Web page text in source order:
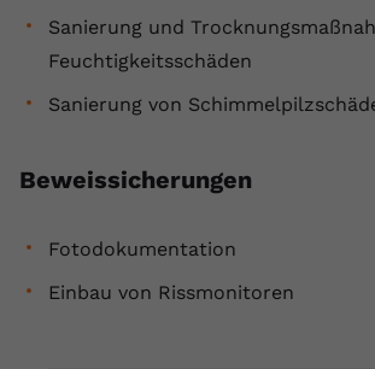
Sanierung und
Feuchtigkeitsschäden
Sanierung von
Beweissicherungen
Fotodokumentation
Einbau von Rissmonitoren